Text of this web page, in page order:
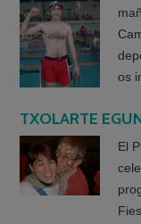
os
TXOLARTE
El